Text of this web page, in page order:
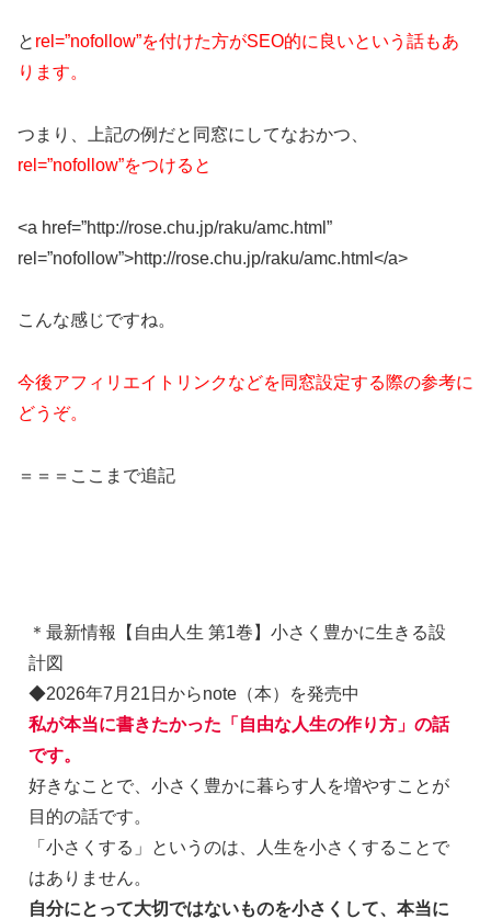
と rel=”nofollow”を付けた方がSEO的に良いという話もあ
ります。
つまり、上記の例だと同窓にしてなおかつ、
rel=”nofollow”をつけると
<a href=”http://rose.chu.jp/raku/amc.html”
rel=”nofollow”>http://rose.chu.jp/raku/amc.html</a>
こんな感じですね。
今後アフィリエイトリンクなどを同窓設定する際の参考に
どうぞ。
＝＝＝ここまで追記
＊最新情報【自由人生 第1巻】小さく豊かに生きる設
計図
◆2026年7月21日からnote（本）を発売中
私が本当に書きたかった「自由な人生の作り方」の話
です。
好きなことで、小さく豊かに暮らす人を増やすことが
目的の話です。
「小さくする」というのは、人生を小さくすることで
はありません。
自分にとって大切ではないものを小さくして、本当に